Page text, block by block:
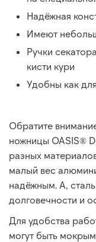
Надёжная
Имеют
Ручки
кисти кури
Удобны как
Обратите
ножницы OASIS®
разных
малый вес
надёжным. А,
долговечности и
Для удобства
могут быть